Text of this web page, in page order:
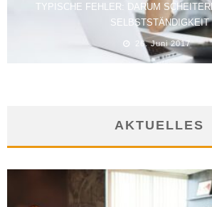
TYPISCHE FEHLER: DARUM
SELBSTSTÄNDIGKEIT
26. Juni 2017
AKTUELLES